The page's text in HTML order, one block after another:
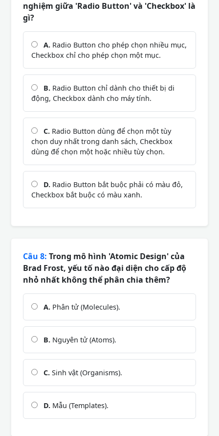
nghiệm giữa 'Radio Button' và 'Checkbox' là
gì?
A. Radio Button cho phép chọn nhiều mục,
Checkbox chỉ cho phép chọn một mục.
B. Radio Button chỉ dành cho thiết bị di
động, Checkbox dành cho máy tính.
C. Radio Button dùng để chọn một tùy
chọn duy nhất trong danh sách, Checkbox
dùng để chọn một hoặc nhiều tùy chọn.
D. Radio Button bắt buộc phải có màu đỏ,
Checkbox bắt buộc có màu xanh.
Câu 8: Trong mô hình 'Atomic Design' của
Brad Frost, yếu tố nào đại diện cho cấp độ
nhỏ nhất không thể phân chia thêm?
A. Phân tử (Molecules).
B. Nguyên tử (Atoms).
C. Sinh vật (Organisms).
D. Mẫu (Templates).